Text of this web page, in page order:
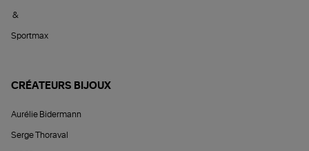
&
Sportmax
CRÉATEURS BIJOUX
Aurélie Bidermann
Serge Thoraval